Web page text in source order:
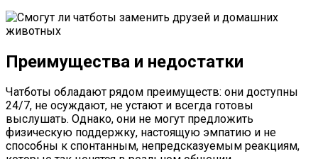
Преимущества и недостатки
Чатботы обладают рядом преимуществ: они доступны
24/7, не осуждают, не устают и всегда готовы
выслушать. Однако, они не могут предложить
физическую поддержку, настоящую эмпатию и не
способны к спонтанным, непредсказуемым реакциям,